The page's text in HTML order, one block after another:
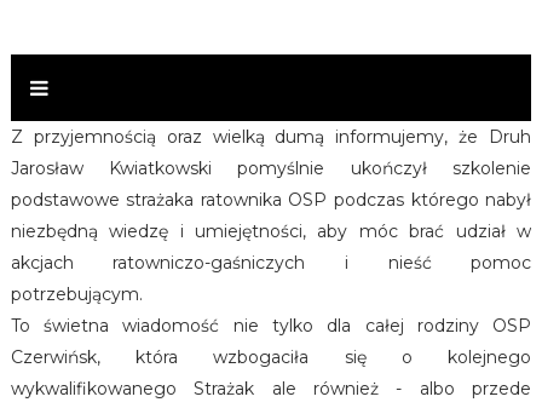
Z przyjemnością oraz wielką dumą informujemy, że Druh
Jarosław Kwiatkowski pomyślnie ukończył szkolenie
podstawowe strażaka ratownika OSP podczas którego nabył
niezbędną wiedzę i umiejętności, aby móc brać udział w
akcjach ratowniczo-gaśniczych i nieść pomoc
potrzebującym.
To świetna wiadomość nie tylko dla całej rodziny OSP
Czerwińsk, która wzbogaciła się o kolejnego
wykwalifikowanego Strażak ale również - albo przede